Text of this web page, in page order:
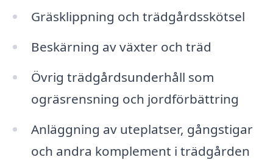
Gräsklippning och trädgårdsskötsel
Beskärning av växter och träd
Övrig trädgårdsunderhåll som
ogräsrensning och jordförbättring
Anläggning av uteplatser, gångstigar
och andra komplement i trädgården